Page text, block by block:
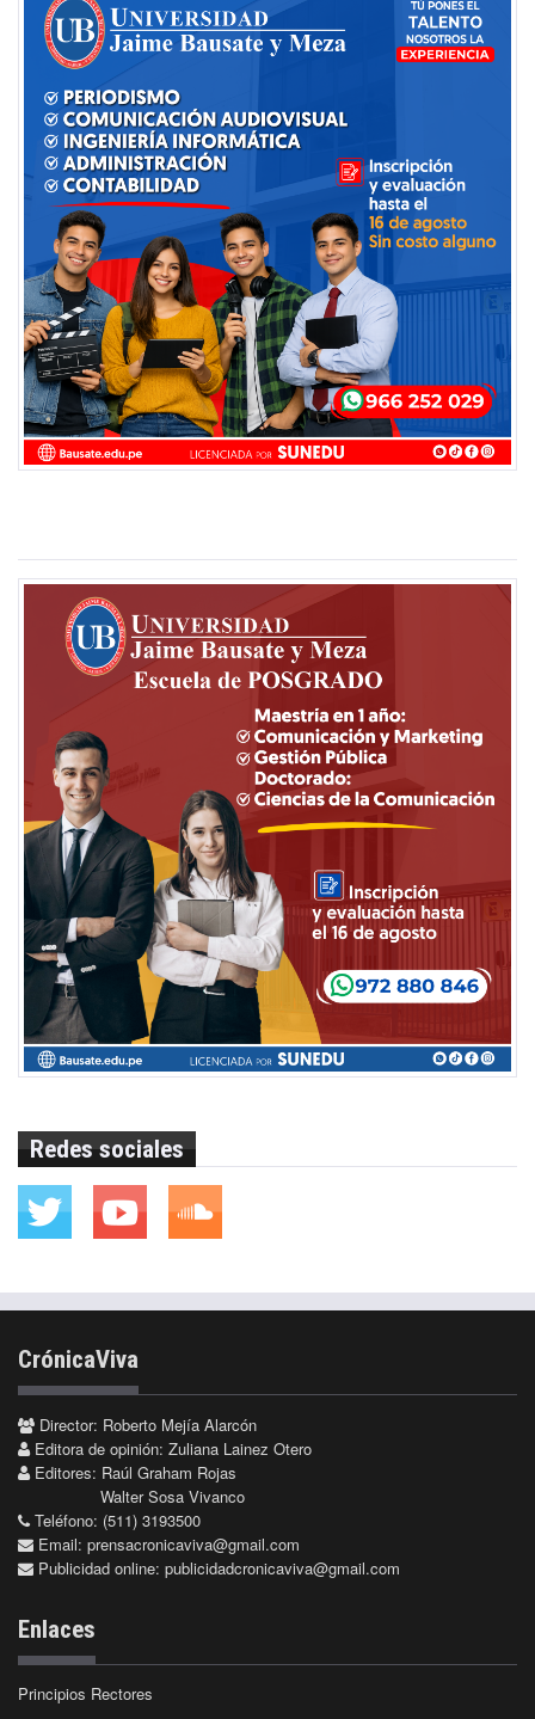
Redes sociales
CrónicaViva
Director: Roberto Mejía Alarcón
Editora de opinión: Zuliana Lainez Otero
Editores: Raúl Graham Rojas
Walter Sosa Vivanco
Teléfono: (511) 3193500
Email: prensacronicaviva@gmail.com
Publicidad online: publicidadcronicaviva@gmail.com
Enlaces
Principios Rectores